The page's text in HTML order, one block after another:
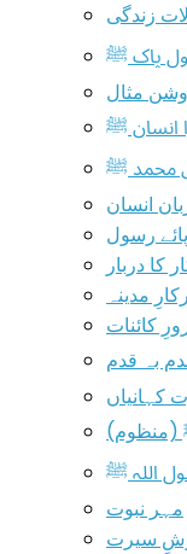
زندگی
پاک ﷺ
مثال
انسان ﷺ
محمد ﷺ
انسان
رسول
کا دربار
مدینہ
کائنات
بہ قدم
کہانیاں
اللہ ﷺ
مہر نبوت
سیرت